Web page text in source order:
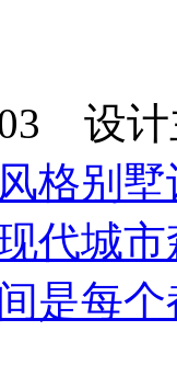
03 设
格别
代城
是每